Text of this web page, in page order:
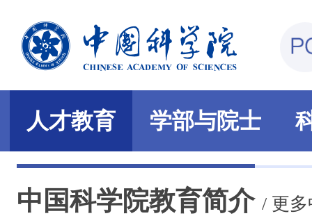
人才教育 学部与院士
中国科学院教育简介 / 更